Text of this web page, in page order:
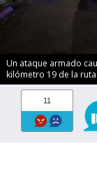
Un ataque armado
kilómetro 19 de la
11